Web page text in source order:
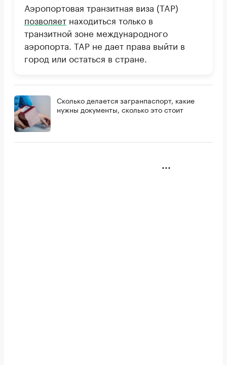
Аэропортовая транзитная виза (TAP)
позволяет находиться только в
транзитной зоне международного
аэропорта. TAP не дает права выйти в
город или остаться в стране.
Сколько делается загранпаспорт, какие
нужны документы, сколько это стоит